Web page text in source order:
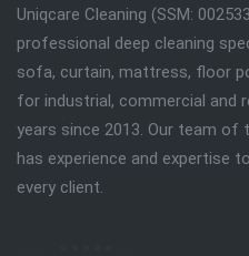
Uniqcare Cleaning (SSM:
professional deep cleaning
sofa, curtain, mattress, floor
for industrial, commercial and
years since 2013. Our team of
has experience and expertise
every client.